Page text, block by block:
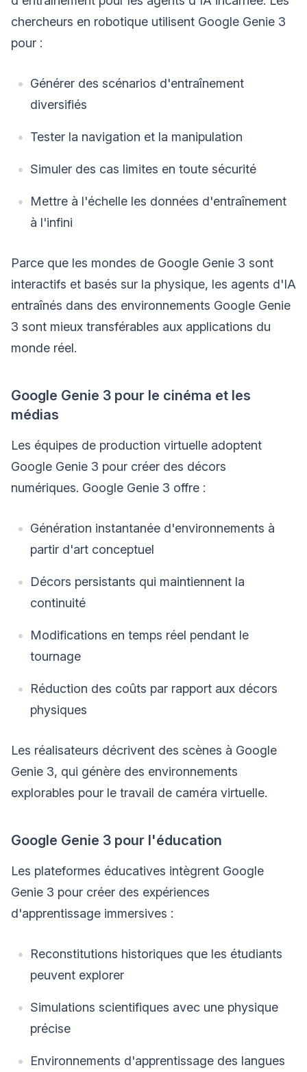
chercheurs en robotique utilisent Google Genie 3
pour :
Générer des scénarios d'entraînement
diversifiés
Tester la navigation et la manipulation
Simuler des cas limites en toute sécurité
Mettre à l'échelle les données d'entraînement
à l'infini
Parce que les mondes de Google Genie 3 sont
interactifs et basés sur la physique, les agents d'IA
entraînés dans des environnements Google Genie
3 sont mieux transférables aux applications du
monde réel.
Google Genie 3 pour le cinéma et les
médias
Les équipes de production virtuelle adoptent
Google Genie 3 pour créer des décors
numériques. Google Genie 3 offre :
Génération instantanée d'environnements à
partir d'art conceptuel
Décors persistants qui maintiennent la
continuité
Modifications en temps réel pendant le
tournage
Réduction des coûts par rapport aux décors
physiques
Les réalisateurs décrivent des scènes à Google
Genie 3, qui génère des environnements
explorables pour le travail de caméra virtuelle.
Google Genie 3 pour l'éducation
Les plateformes éducatives intègrent Google
Genie 3 pour créer des expériences
d'apprentissage immersives :
Reconstitutions historiques que les étudiants
peuvent explorer
Simulations scientifiques avec une physique
précise
Environnements d'apprentissage des langues